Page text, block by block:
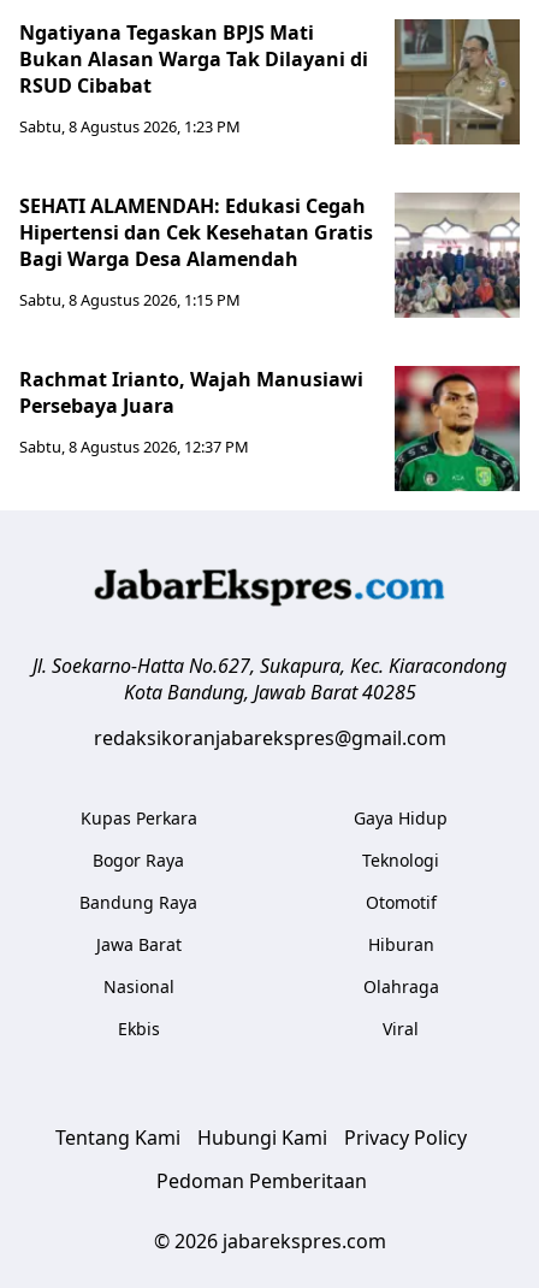
Ngatiyana Tegaskan BPJS Mati
Bukan Alasan Warga Tak Dilayani di
RSUD Cibabat
Sabtu, 8 Agustus 2026, 1:23 PM
SEHATI ALAMENDAH: Edukasi Cegah
Hipertensi dan Cek Kesehatan Gratis
Bagi Warga Desa Alamendah
Sabtu, 8 Agustus 2026, 1:15 PM
Rachmat Irianto, Wajah Manusiawi
Persebaya Juara
Sabtu, 8 Agustus 2026, 12:37 PM
Jl. Soekarno-Hatta No.627, Sukapura, Kec. Kiaracondong
Kota Bandung, Jawab Barat 40285
redaksikoranjabarekspres@gmail.com
Kupas Perkara
Bogor Raya
Bandung Raya
Jawa Barat
Nasional
Ekbis
Gaya Hidup
Teknologi
Otomotif
Hiburan
Olahraga
Viral
Tentang Kami Hubungi Kami
Privacy Policy
Pedoman Pemberitaan
© 2026 jabarekspres.com